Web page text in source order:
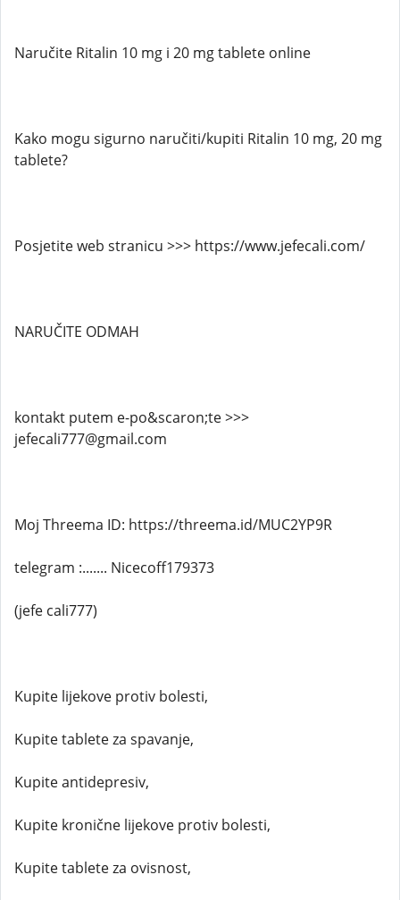
Naručite Ritalin 10 mg i 20 mg tablete online
Kako mogu sigurno naručiti/kupiti Ritalin 10 mg, 20 mg
tablete?
Posjetite web stranicu >>> https://www.jefecali.com/
NARUČITE ODMAH
kontakt putem e-po&scaron;te >>>
jefecali777@gmail.com
Moj Threema ID: https://threema.id/MUC2YP9R
telegram :....... Nicecoff179373
(jefe cali777)
Kupite lijekove protiv bolesti,
Kupite tablete za spavanje,
Kupite antidepresiv,
Kupite kronične lijekove protiv bolesti,
Kupite tablete za ovisnost,